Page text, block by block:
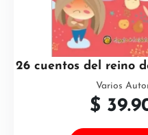
26 cuentos del reino
Varios
$